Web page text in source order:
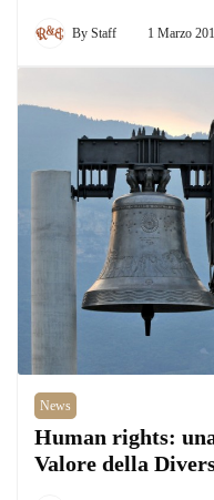
By Staff 1 Marzo
News
Human rights:
Valore della